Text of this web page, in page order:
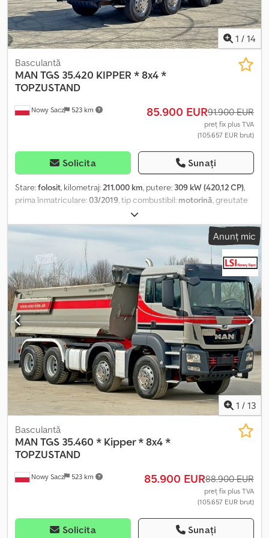
1 / 14
Nowy Sacz 523 km
Basculantă
MAN TGS 35.420 KIPPER * 8x4 *
TOPZUSTAND
85.900 EUR91.900 EUR
preț fix plus TVA
(105.657 EUR brut)
Solicita Sunați
Stare:folosit, kilometraj:211.000 km, putere: 309 kW (420,12 CP),
prima înmatriculare:03/2019, tip combustibil: motorină, greutate
, configurație ax:3 axe
alb, tip de angrenaj:automat, An de fabricație:2019, Dotări:ABS,
aer condiționat, MAN TGS 35.420 Credpfx Aiowtwkmekef
Basculantă / 8x4 Importat / Fără accidente ÎN STARE BUNĂ! TOATE
ANVELOPELE SUNT NOI! ? AN DE FABRICAȚIE: 2019 ? KILOMETRAJ:
211.000 km DOTĂRI: ? ABS ? ASR ? SERVODIRECȚIE ? GEAMURI
ELECTRICE ? OGLINZI ELECTRICE ? FRÂNĂ DE MOTOR ?
TAHOGRAF CAPACITATE DE ÎNCĂRCARE: 20.000 kg GREUTATE
TOTALĂ: 34.000 kg AMPATAMENT: 185/250/135 cm DIMENSIUNE
ANVELOPE: 13R22,5 SUSPENSIE: ARC TEL: KUBA – POLONEZĂ,
ENGLEZĂ, GERMANĂ, ITALIANĂ SEBASTIAN – POLONEZĂ,
GERMANĂ, ITALIANĂ, ???? LASZLO – MAGHIARĂ COSTEL –
ROMÂNĂ (Pentru români facem toate formalitățile pentru export
inclusiv numere provizorii) RADEK – ???? Nr. referință: 13064
Anunț mic
1 / 13
Nowy Sacz 523 km
Basculantă
MAN TGS 35.460 * Kipper * 8x4 *
TOPZUSTAND
85.900 EUR88.900 EUR
preț fix plus TVA
(105.657 EUR brut)
Solicita Sunați